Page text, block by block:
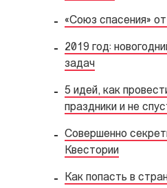
«Союз спасения»
2019 год:
задач
5 идей, как
праздники и не
Совершенно
Квестории
Как попасть в